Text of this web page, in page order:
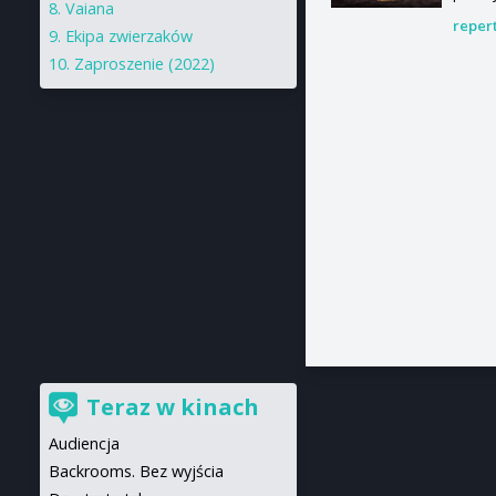
Vaiana
Ekipa zwierzaków
Zaproszenie (2022)
Teraz w kinach
Audiencja
Backrooms. Bez wyjścia